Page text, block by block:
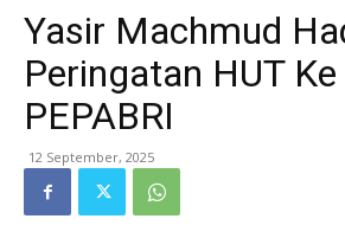
Yasir Machmud
Peringatan HUT
PEPABRI
12 September, 2025